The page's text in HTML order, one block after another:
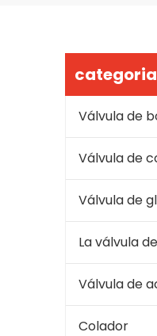
Válvula de
Válvula de
Válvula de
La válvula
Válvula de
Colador